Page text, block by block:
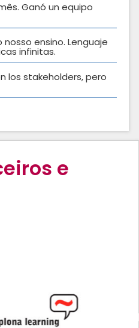
Ganó un equipo
ensino. Lenguaje
infinitas.
los stakeholders, pero
e